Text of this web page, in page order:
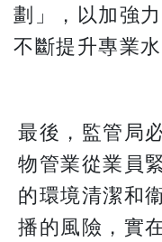
劃」，以加強
不斷提升專業水
最後，監管局
物管業從業員
的環境清潔和
播的風險，實